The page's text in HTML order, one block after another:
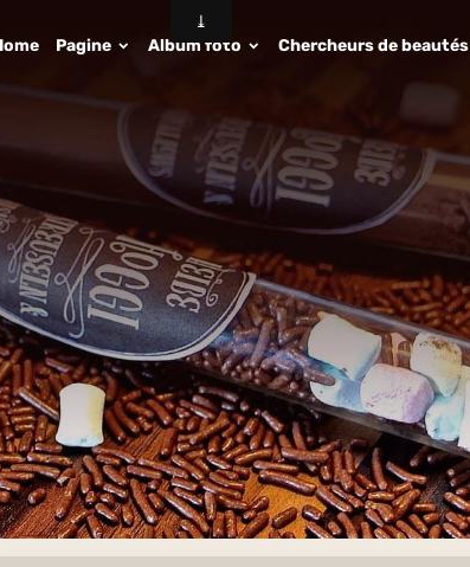
Pagine Album foto Chercheurs de beautés